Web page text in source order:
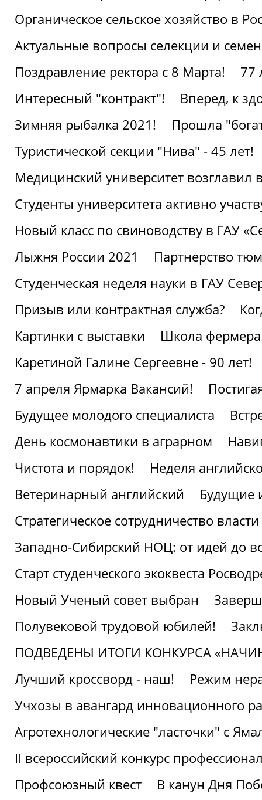
Органическое сельское хозяйство в
Актуальные вопросы селекции и
Поздравление ректора с 8 Марта!
77
Интересный "контракт"!
Вперед, к
Зимняя рыбалка 2021!
Прошла
Туристической секции "Нива" - 45 лет!
Медицинский университет возглавил
Студенты университета активно
Новый класс по свиноводству в ГАУ
Лыжня России 2021
Партнерство
Студенческая неделя науки в ГАУ
Призыв или контрактная служба?
Картинки с выставки
Школа
Каретиной Галине Сергеевне - 90 лет!
7 апреля Ярмарка Вакансий!
Будущее молодого специалиста
День космонавтики в аграрном
Чистота и порядок!
Неделя
Ветеринарный английский
Будущие
Стратегическое сотрудничество
Западно-Сибирский НОЦ: от идей до
Старт студенческого экоквеста
Новый Ученый совет выбран
Полувековой трудовой юбилей!
ПОДВЕДЕНЫ ИТОГИ КОНКУРСА
Лучший кроссворд - наш!
Режим
Учхозы в авангард инновационного
Агротехнологические "ласточки" с
II всероссийский конкурс
Профсоюзный квест
В канун Дня